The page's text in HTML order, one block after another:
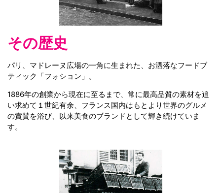
その歴史
パリ、マドレーヌ広場の一角に生まれた、お洒落なフードブ
ティック「フォション」。
1886年の創業から現在に至るまで、常に最高品質の素材を追
い求めて１世紀有余、フランス国内はもとより世界のグルメ
の賞賛を浴び、以来美食のブランドとして輝き続けていま
す。